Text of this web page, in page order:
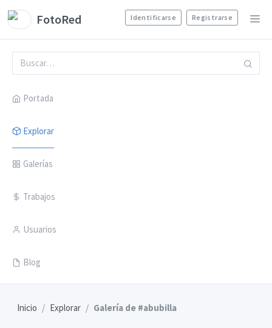
FotoRed Identificarse Registrarse
Portada
Explorar
Galerías
Trabajos
Usuarios
Blog
Inicio Explorar Galería de #abubilla